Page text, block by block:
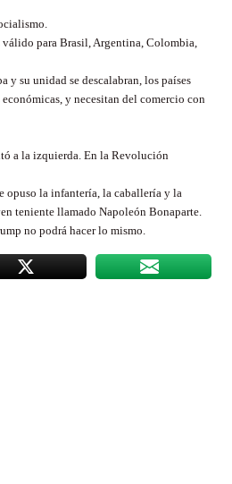
válido para Brasil, Argentina, Colombia,
y su unidad se descalabran, los países
y necesitan del comercio con
a la izquierda. En la Revolución
opuso la infantería, la caballería y la
teniente llamado Napoleón Bonaparte.
no podrá hacer lo mismo.